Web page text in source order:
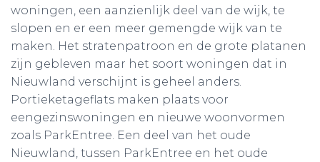
woningen, een aanzienlijk deel van de wijk, te
slopen en er een meer gemengde wijk van te
maken. Het stratenpatroon en de grote platanen
zijn gebleven maar het soort woningen dat in
Nieuwland verschijnt is geheel anders.
Portieketageflats maken plaats voor
eengezinswoningen en nieuwe woonvormen
zoals ParkEntree. Een deel van het oude
Nieuwland, tussen ParkEntree en het oude